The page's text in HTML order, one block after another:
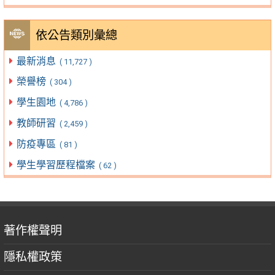
依公告類別彙總
最新消息 ( 11,727 )
榮譽榜 ( 304 )
學生園地 ( 4,786 )
教師研習 ( 2,459 )
防疫專區 ( 81 )
學生學習歷程檔案 ( 62 )
著作權聲明
隱私權政策